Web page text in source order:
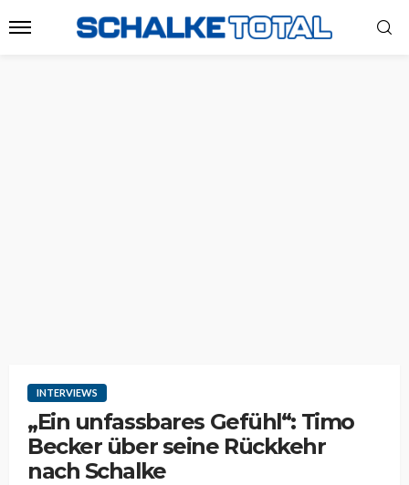
INTERVIEWS
„Ein unfassbares Gefühl“: Timo
Becker über seine Rückkehr
nach Schalke